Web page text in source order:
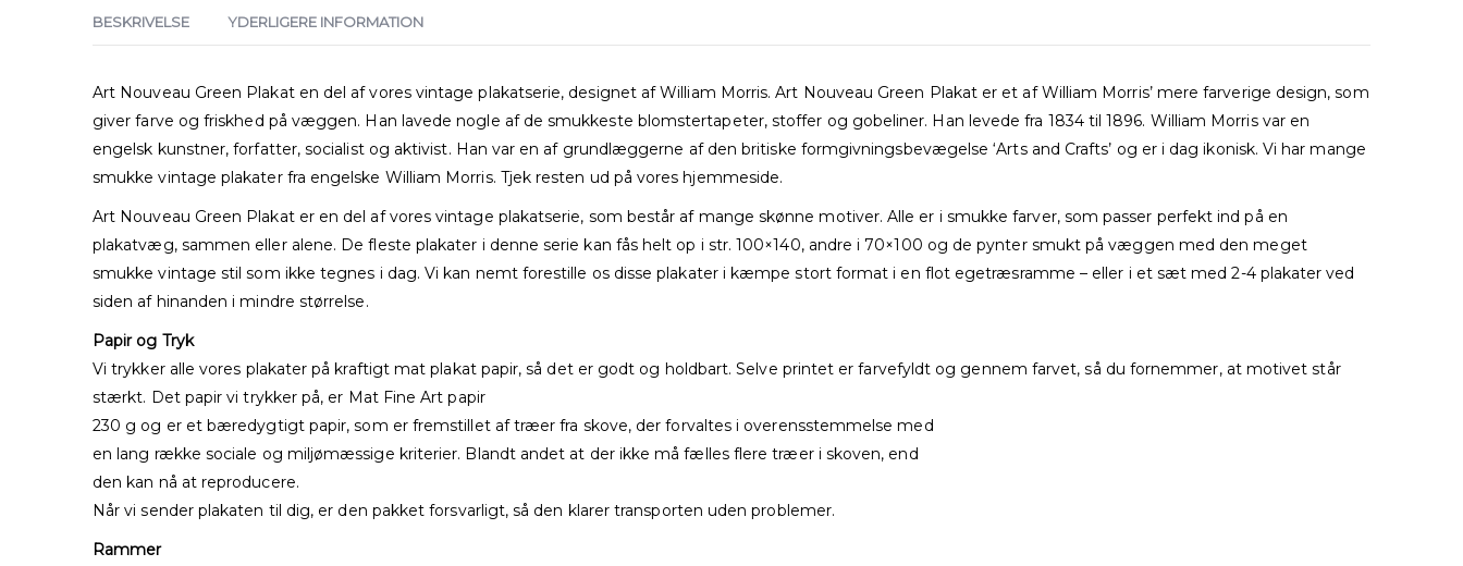
BESKRIVELSE YDERLIGERE INFORMATION
Art Nouveau Green Plakat en del af vores vintage plakatserie, designet af William Morris. Art Nouveau Green Plakat er et af William Morris’ mere farverige design, som
giver farve og friskhed på væggen. Han lavede nogle af de smukkeste blomstertapeter, stoffer og gobeliner. Han levede fra 1834 til 1896. William Morris var en
engelsk kunstner, forfatter, socialist og aktivist. Han var en af grundlæggerne af den britiske formgivningsbevægelse ‘Arts and Crafts’ og er i dag ikonisk. Vi har mange
smukke vintage plakater fra engelske William Morris. Tjek resten ud på vores hjemmeside.
Art Nouveau Green Plakat er en del af vores vintage plakatserie, som består af mange skønne motiver. Alle er i smukke farver, som passer perfekt ind på en
plakatvæg, sammen eller alene. De fleste plakater i denne serie kan fås helt op i str. 100×140, andre i 70×100 og de pynter smukt på væggen med den meget
smukke vintage stil som ikke tegnes i dag. Vi kan nemt forestille os disse plakater i kæmpe stort format i en flot egetræsramme – eller i et sæt med 2-4 plakater ved
siden af hinanden i mindre størrelse.
Papir og Tryk
Vi trykker alle vores plakater på kraftigt mat plakat papir, så det er godt og holdbart. Selve printet er farvefyldt og gennem farvet, så du fornemmer, at motivet står
stærkt. Det papir vi trykker på, er Mat Fine Art papir
230 g og er et bæredygtigt papir, som er fremstillet af træer fra skove, der forvaltes i overensstemmelse med
en lang række sociale og miljømæssige kriterier. Blandt andet at der ikke må fælles flere træer i skoven, end
den kan nå at reproducere.
Når vi sender plakaten til dig, er den pakket forsvarligt, så den klarer transporten uden problemer.
Rammer